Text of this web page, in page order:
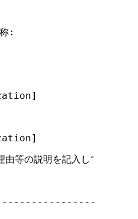
:
等の説明を記入して下さい)